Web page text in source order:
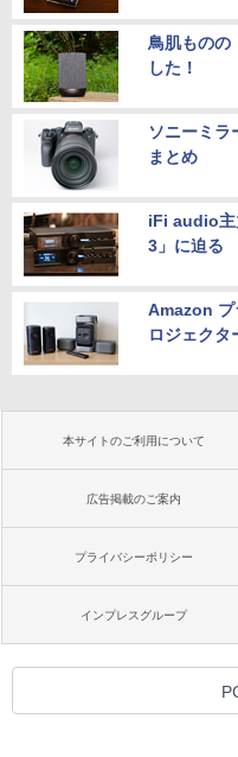
鳥肌ものの
した！
ソニーミラ
まとめ
iFi audio主
3」に迫る
Amazon プ
ロジェクタ
本サイトのご利用について
広告掲載のご案内
プライバシーポリシー
インプレスグループ